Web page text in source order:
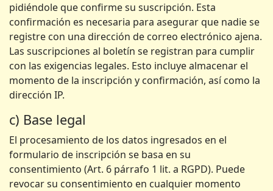
pidiéndole que confirme su suscripción. Esta
confirmación es necesaria para asegurar que nadie se
registre con una dirección de correo electrónico ajena.
Las suscripciones al boletín se registran para cumplir
con las exigencias legales. Esto incluye almacenar el
momento de la inscripción y confirmación, así como la
dirección IP.
c) Base legal
El procesamiento de los datos ingresados en el
formulario de inscripción se basa en su
consentimiento (Art. 6 párrafo 1 lit. a RGPD). Puede
revocar su consentimiento en cualquier momento